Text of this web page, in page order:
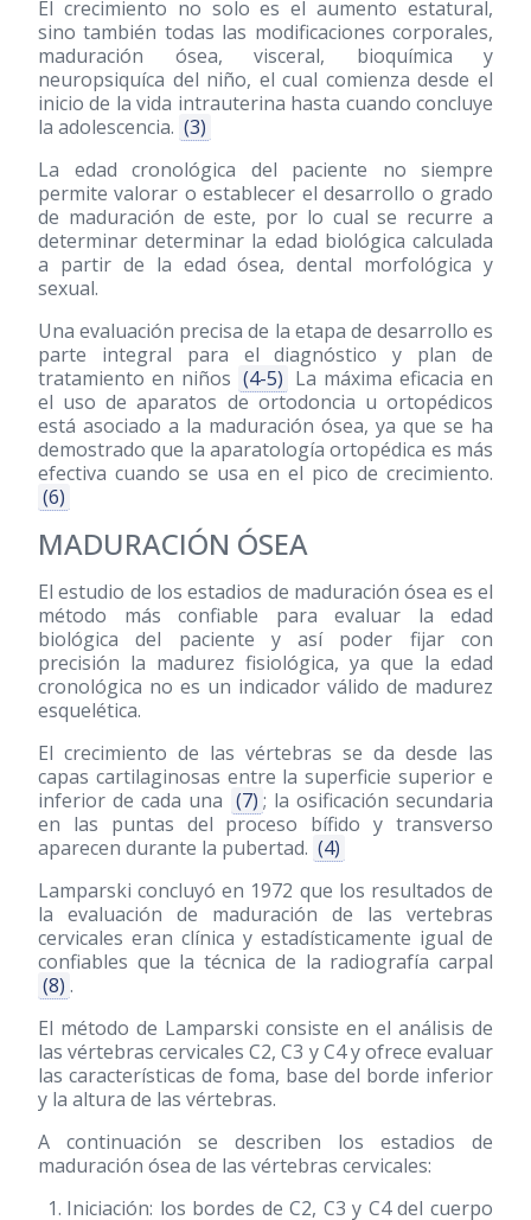
El crecimiento no solo es el aumento estatural,
sino también todas las modificaciones corporales,
maduración ósea, visceral, bioquímica y
neuropsiquíca del niño, el cual comienza desde el
inicio de la vida intrauterina hasta cuando concluye
la adolescencia. (3)
La edad cronológica del paciente no siempre
permite valorar o establecer el desarrollo o grado
de maduración de este, por lo cual se recurre a
determinar determinar la edad biológica calculada
a partir de la edad ósea, dental morfológica y
sexual.
Una evaluación precisa de la etapa de desarrollo es
parte integral para el diagnóstico y plan de
tratamiento en niños (4-5) La máxima eficacia en
el uso de aparatos de ortodoncia u ortopédicos
está asociado a la maduración ósea, ya que se ha
demostrado que la aparatología ortopédica es más
efectiva cuando se usa en el pico de crecimiento.
(6)
MADURACIÓN ÓSEA
El estudio de los estadios de maduración ósea es el
método más confiable para evaluar la edad
biológica del paciente y así poder fijar con
precisión la madurez fisiológica, ya que la edad
cronológica no es un indicador válido de madurez
esquelética.
El crecimiento de las vértebras se da desde las
capas cartilaginosas entre la superficie superior e
inferior de cada una (7) ; la osificación secundaria
en las puntas del proceso bífido y transverso
aparecen durante la pubertad. (4)
Lamparski concluyó en 1972 que los resultados de
la evaluación de maduración de las vertebras
cervicales eran clínica y estadísticamente igual de
confiables que la técnica de la radiografía carpal
(8) .
El método de Lamparski consiste en el análisis de
las vértebras cervicales C2, C3 y C4 y ofrece evaluar
las características de foma, base del borde inferior
y la altura de las vértebras.
A continuación se describen los estadios de
maduración ósea de las vértebras cervicales:
Iniciación: los bordes de C2, C3 y C4 del cuerpo